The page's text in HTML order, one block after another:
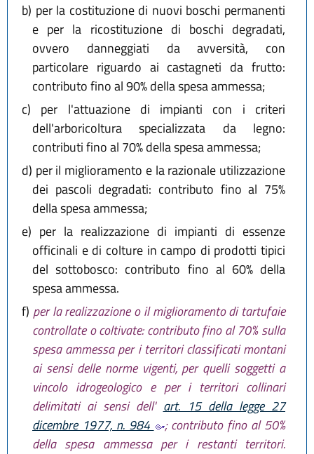
b) per la costituzione di nuovi boschi permanenti
e per la ricostituzione di boschi degradati,
ovvero danneggiati da avversità, con
particolare riguardo ai castagneti da frutto:
contributo fino al 90% della spesa ammessa;
c) per l'attuazione di impianti con i criteri
dell'arboricoltura specializzata da legno:
contributi fino al 70% della spesa ammessa;
d) per il miglioramento e la razionale utilizzazione
dei pascoli degradati: contributo fino al 75%
della spesa ammessa;
e) per la realizzazione di impianti di essenze
officinali e di colture in campo di prodotti tipici
del sottobosco: contributo fino al 60% della
spesa ammessa.
f) per la realizzazione o il miglioramento di tartufaie
controllate o coltivate: contributo fino al 70% sulla
spesa ammessa per i territori classificati montani
ai sensi delle norme vigenti, per quelli soggetti a
vincolo idrogeologico e per i territori collinari
delimitati ai sensi dell' art. 15 della legge 27
dicembre 1977, n. 984
; contributo fino al 50%
della spesa ammessa per i restanti territori.